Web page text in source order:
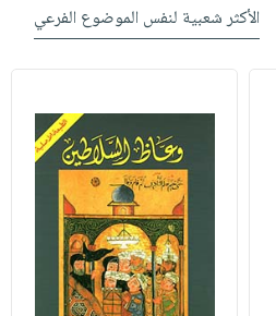
الأكثر شعبية لنفس الموضوع الفرعي